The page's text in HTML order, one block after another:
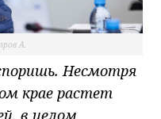
А.
Несмотря
крае растет
в целом